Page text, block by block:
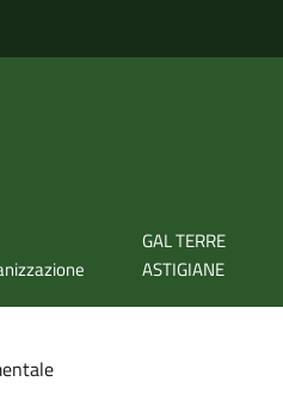
GAL TERRE
ASTIGIANE